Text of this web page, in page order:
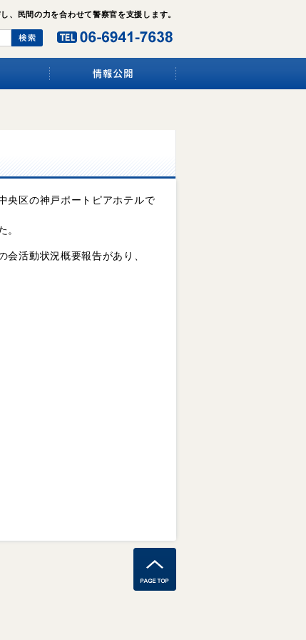
、民間の力を合わせて警察官を支援します。
央区の神戸ポートピアホテルで
。
活動状況概要報告があり、